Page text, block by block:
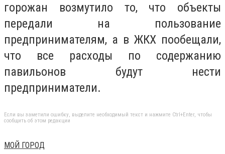
горожан возмутило то, что объекты
передали на пользование
предпринимателям, а в ЖКХ пообещали,
что все расходы по содержанию
павильонов будут нести
предприниматели.
Если вы заметили ошибку, выделите необходимый текст и нажмите Ctrl+Enter, чтобы
сообщить об этом редакции
МОЙ ГОРОД